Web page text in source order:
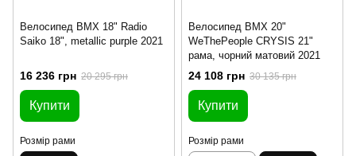
Велосипед BMX 18" Radio
Saiko 18", metallic purple 2021
16 236 грн 20 295 грн
Купити
Розмір рами
Велосипед BMX 20"
WeThePeople CRYSIS 21"
рама, чорний матовий 2021
24 108 грн 30 135 грн
Купити
Розмір рами